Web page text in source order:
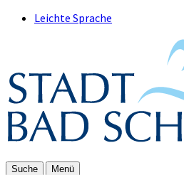
Leichte Sprache
Suche
Menü